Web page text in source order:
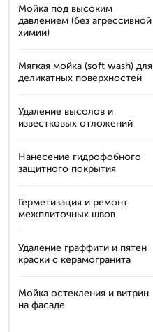
Мойка под высоким
давлением (без агрессивной
химии)
Мягкая мойка (soft wash) для
деликатных поверхностей
Удаление высолов и
известковых отложений
Нанесение гидрофобного
защитного покрытия
Герметизация и ремонт
межплиточных швов
Удаление граффити и пятен
краски с керамогранита
Мойка остекления и витрин
на фасаде